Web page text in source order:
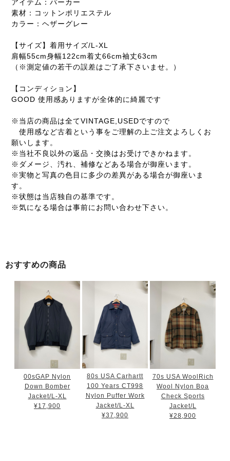
アイテム：パーカー
素材：コットンポリエステル
カラー：ヘザーグレー
【サイズ】着用サイズ/L-XL
肩幅55cm身幅122cm着丈66cm袖丈63cm
（※測定値の若干の誤差はご了承下さいませ。）
【コンディション】
GOOD 使用感ありますが全体的に綺麗です
※当店の商品は全てVINTAGE,USEDですので
使用感など古着という事をご理解の上ご注文よろしくお
願いします。
※当社不良以外の返品・交換はお受けできかねます。
※ダメージ、汚れ、補修などある場合が御座います。
※実物と写真の色目に多少の差異がある場合が御座いま
す。
※状態は当店独自の基準です。
※気になる場合は事前にお問い合わせ下さい。
おすすめの商品
00sGAP Nylon
Down Bomber
Jacket/L-XL
¥17,900
80s USA Carhartt
100 Years CT998
Nylon Puffer Work
Jacket/L-XL
¥37,900
70s USA WoolRich
Wool Nylon Boa
Check Sports
Jacket/L
¥28,900